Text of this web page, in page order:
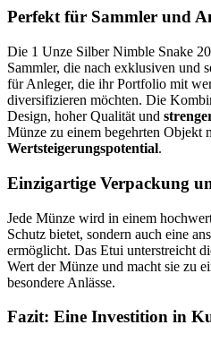
Perfekt für Sammler und
Die 1 Unze Silber Nimble Snake
Sammler, die nach exklusiven und
für Anleger, die ihr Portfolio mit
diversifizieren möchten. Die
Design, hoher Qualität und
Münze zu einem begehrten Objekt
Wertsteigerungspotential.
Einzigartige Verpackung
Jede Münze wird in einem
Schutz bietet, sondern auch eine
ermöglicht. Das Etui unterstreicht
Wert der Münze und macht sie zu
besondere Anlässe.
Fazit: Eine Investition in